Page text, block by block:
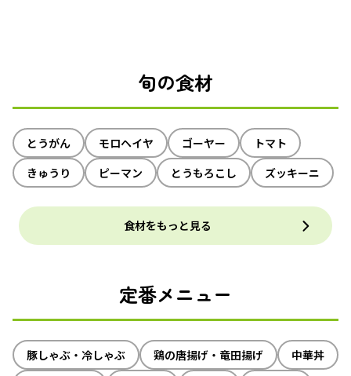
旬の食材
とうがん モロヘイヤ ゴーヤー
トマト
きゅうり
ピーマン とうもろこし ズッキーニ
食材をもっと見る
定番メニュー
豚しゃぶ・冷しゃぶ 鶏の唐揚げ・竜田揚げ
中華丼